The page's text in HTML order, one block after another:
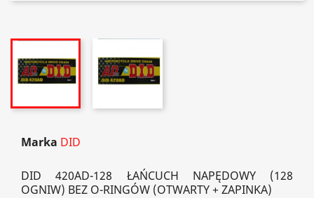
Marka DID
DID 420AD-128 ŁAŃCUCH NAPĘDOWY (128
OGNIW) BEZ O-RINGÓW (OTWARTY + ZAPINKA)